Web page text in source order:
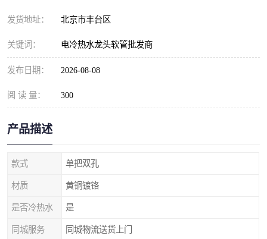
发货地址： 北京市丰台区
关键词： 电冷热水龙头软管批发商
发布日期： 2026-08-08
阅 读 量： 300
产品描述
款式 单把双孔
材质 黄铜镀铬
是否冷热水 是
同城服务 同城物流送货上门